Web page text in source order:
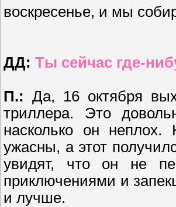
воскресенье, и мы
ДД: Ты сейчас где-
П.:Да, 16 октября
триллера. Это
насколько он неплох.
ужасны, а этот
увидят, что он не
приключениями и
и лучше.